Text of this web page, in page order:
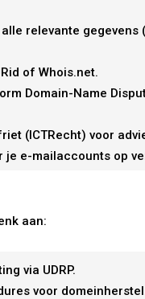
relevante gegevens
of Whois.net.
Domain-Name
(ICTRecht) voor
e-mailaccounts op
aan:
via UDRP.
voor